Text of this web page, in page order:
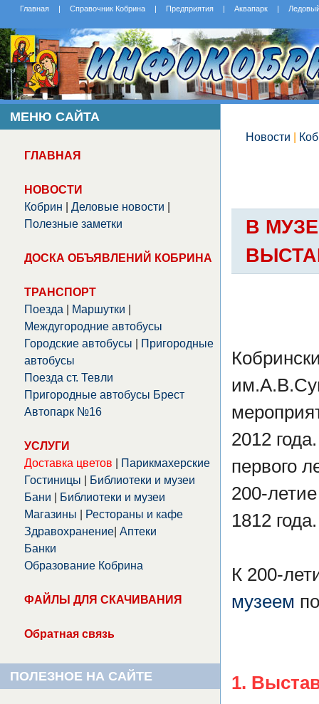
Главная | Справочник Кобрина | Предприятия | Аквапарк |
МЕНЮ САЙТА
ГЛАВНАЯ
НОВОСТИ
Кобрин
Деловые новости
Полезные заметки
ДОСКА ОБЪЯВЛЕНИЙ КОБРИНА
ТРАНСПОРТ
Поезда
Маршутки
Междугородние автобусы
Городские автобусы
Пригородные
автобусы
Поезда ст. Тевли
Пригородные автобусы Брест
Автопарк №16
УСЛУГИ
Доставка цветов
Парикмахерские
Гостиницы
Библиотеки и музеи
Бани
Библиотеки и музеи
Магазины
Рестораны и кафе
Здравохранение Аптеки
Банки
Образование Кобрина
ФАЙЛЫ ДЛЯ СКАЧИВАНИЯ
Обратная связь
ПОЛЕЗНОЕ НА САЙТЕ
Новости
В
2012
первого
200-
1812 года.
К 200-
музеем
1.